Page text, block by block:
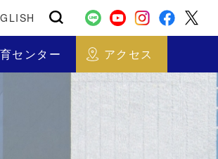
センター アクセス